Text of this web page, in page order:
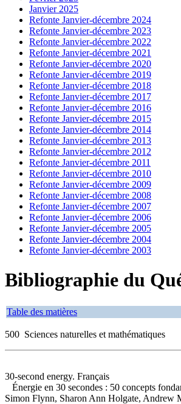
Janvier 2025
Refonte Janvier-décembre 2024
Refonte Janvier-décembre 2023
Refonte Janvier-décembre 2022
Refonte Janvier-décembre 2021
Refonte Janvier-décembre 2020
Refonte Janvier-décembre 2019
Refonte Janvier-décembre 2018
Refonte Janvier-décembre 2017
Refonte Janvier-décembre 2016
Refonte Janvier-décembre 2015
Refonte Janvier-décembre 2014
Refonte Janvier-décembre 2013
Refonte Janvier-décembre 2012
Refonte Janvier-décembre 2011
Refonte Janvier-décembre 2010
Refonte Janvier-décembre 2009
Refonte Janvier-décembre 2008
Refonte Janvier-décembre 2007
Refonte Janvier-décembre 2006
Refonte Janvier-décembre 2005
Refonte Janvier-décembre 2004
Refonte Janvier-décembre 2003
Bibliographie du
Table des matières
500 Sciences naturelles et mathématiques
30-second energy. Français
Énergie en 30 secondes : 50 concepts
Simon Flynn, Sharon Ann Holgate, Andrew